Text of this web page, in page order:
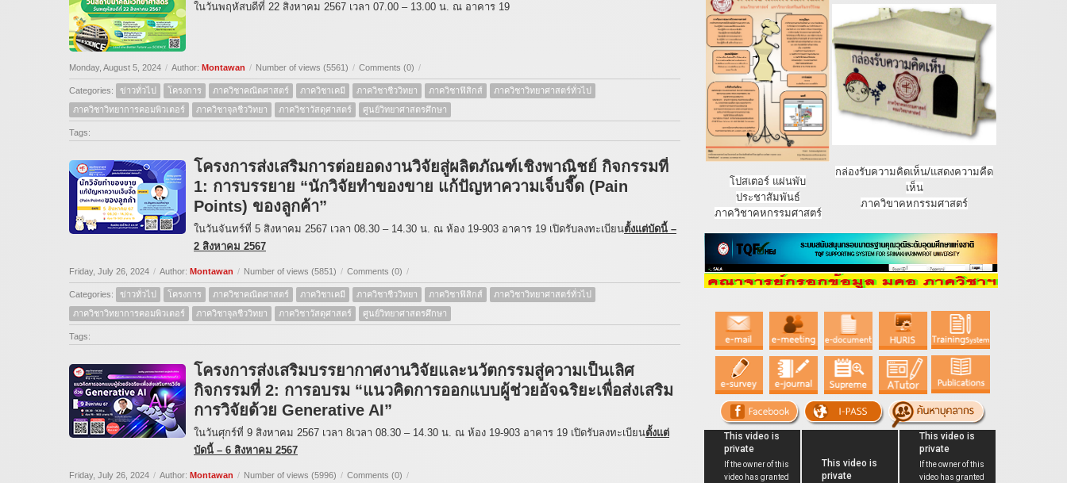
ในวันพฤหัสบดีที่ 22 สิงหาคม 2567 เวลา 07.00 – 13.00 น. ณ อาคาร 19
Monday, August 5, 2024 / Author: Montawan / Number of views (5561) / Comments (0) /
Categories: ข่าวทั่วไป โครงการ ภาควิชาคณิตศาสตร์ ภาควิชาเคมี ภาควิชาชีววิทยา ภาควิชาฟิสิกส์
ภาควิชาวิทยาศาสตร์ทั่วไป
ภาควิชาวิทยาการคอมพิวเตอร์
ภาควิชาจุลชีววิทยา ภาควิชาวัสดุศาสตร์ ศูนย์วิทยาศาสตรศึกษา
Tags:
โครงการส่งเสริมการต่อยอดงานวิจัยสู่ผลิตภัณฑ์เชิงพาณิชย์ กิจกรรมที่
1: การบรรยาย “นักวิจัยทำของขาย แก้ปัญหาความเจ็บจี๊ด (Pain
Points) ของลูกค้า”
ในวันจันทร์ที่ 5 สิงหาคม 2567 เวลา 08.30 – 14.30 น. ณ ห้อง 19-903 อาคาร 19 เปิดรับลงทะเบียนตั้งแต่บัดนี้ –
2 สิงหาคม 2567
Friday, July 26, 2024 / Author: Montawan / Number of views (5851) / Comments (0) /
Categories: ข่าวทั่วไป โครงการ ภาควิชาคณิตศาสตร์ ภาควิชาเคมี ภาควิชาชีววิทยา ภาควิชาฟิสิกส์
ภาควิชาวิทยาศาสตร์ทั่วไป
ภาควิชาวิทยาการคอมพิวเตอร์
ภาควิชาจุลชีววิทยา ภาควิชาวัสดุศาสตร์ ศูนย์วิทยาศาสตรศึกษา
Tags:
โครงการส่งเสริมบรรยากาศงานวิจัยและนวัตกรรมสู่ความเป็นเลิศ
กิจกรรมที่ 2: การอบรม “แนวคิดการออกแบบผู้ช่วยอัจฉริยะเพื่อส่งเสริม
การวิจัยด้วย Generative AI”
ในวันศุกร์ที่ 9 สิงหาคม 2567 เวลา 8เวลา 08.30 – 14.30 น. ณ ห้อง 19-903 อาคาร 19 เปิดรับลงทะเบียนตั้งแต่
บัดนี้ – 6 สิงหาคม 2567
Friday, July 26, 2024 / Author: Montawan / Number of views (5996) / Comments (0) /
โปสเตอร์ แผ่นพับ
ประชาสัมพันธ์
ภาควิชาคหกรรมศาสตร์
กล่องรับความคิดเห็น/แสดงความคืด
เห็น
ภาควิขาคหกรรมศาสตร์